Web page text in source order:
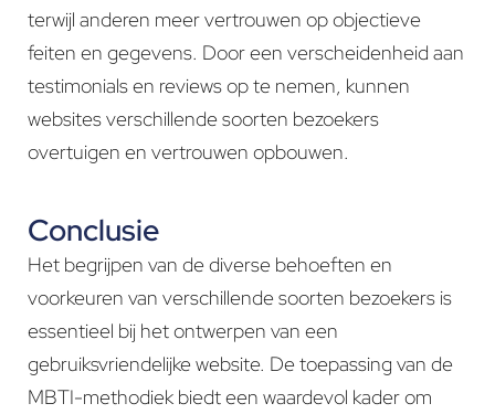
terwijl anderen meer vertrouwen op objectieve
feiten en gegevens. Door een verscheidenheid aan
testimonials en reviews op te nemen, kunnen
websites verschillende soorten bezoekers
overtuigen en vertrouwen opbouwen.
Conclusie
Het begrijpen van de diverse behoeften en
voorkeuren van verschillende soorten bezoekers is
essentieel bij het ontwerpen van een
gebruiksvriendelijke website. De toepassing van de
MBTI-methodiek biedt een waardevol kader om